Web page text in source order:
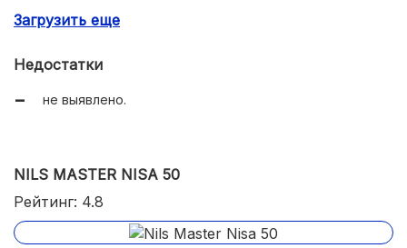
стороны речной рыбы.
Загрузить еще
Недостатки
не выявлено.
NILS MASTER NISA 50
Рейтинг: 4.8